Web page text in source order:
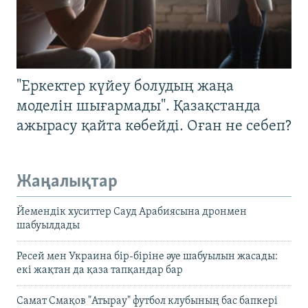
"Еркектер күйеу болудың жаңа
моделін шығармады". Қазақстанда
ажырасу қайта көбейді. Оған не себеп?
Жаңалықтар
Йемендік хуситтер Сауд Арабиясына дронмен
шабуылдады
Ресей мен Украина бір-біріне әуе шабуылын жасады:
екі жақтан да қаза тапқандар бар
Самат Смақов "Атырау" футбол клубының бас бапкері